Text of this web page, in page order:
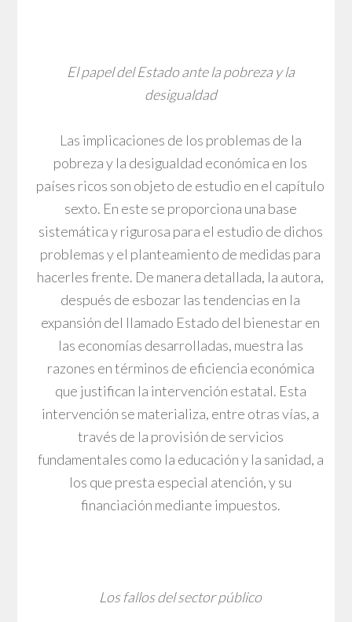
El papel del Estado ante la pobreza y la
desigualdad
Las implicaciones de los problemas de la
pobreza y la desigualdad económica en los
países ricos son objeto de estudio en el capítulo
sexto. En este se proporciona una base
sistemática y rigurosa para el estudio de dichos
problemas y el planteamiento de medidas para
hacerles frente. De manera detallada, la autora,
después de esbozar las tendencias en la
expansión del llamado Estado del bienestar en
las economías desarrolladas, muestra las
razones en términos de eficiencia económica
que justifican la intervención estatal. Esta
intervención se materializa, entre otras vías, a
través de la provisión de servicios
fundamentales como la educación y la sanidad, a
los que presta especial atención, y su
financiación mediante impuestos.
Los fallos del sector público